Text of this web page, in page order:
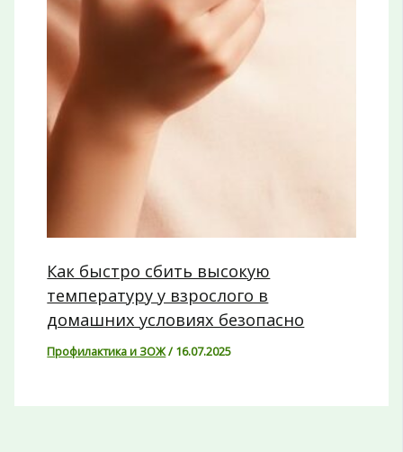
Как быстро сбить высокую
температуру у взрослого в
домашних условиях безопасно
Профилактика и ЗОЖ/ 16.07.2025